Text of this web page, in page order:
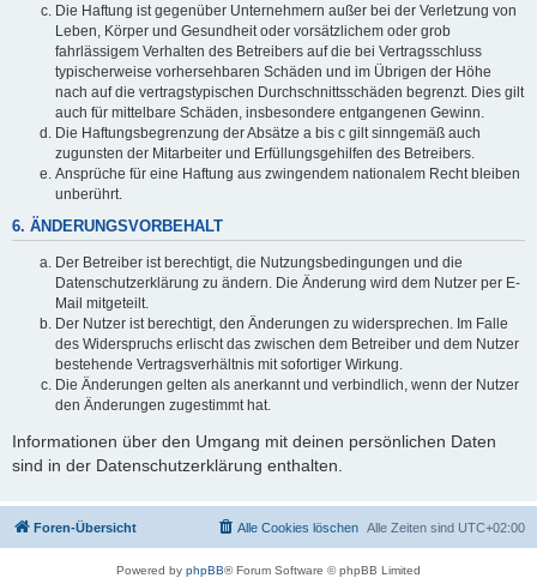
Die Haftung ist gegenüber Unternehmern außer bei der Verletzung von
Leben, Körper und Gesundheit oder vorsätzlichem oder grob
fahrlässigem Verhalten des Betreibers auf die bei Vertragsschluss
typischerweise vorhersehbaren Schäden und im Übrigen der Höhe
nach auf die vertragstypischen Durchschnittsschäden begrenzt. Dies gilt
auch für mittelbare Schäden, insbesondere entgangenen Gewinn.
Die Haftungsbegrenzung der Absätze a bis c gilt sinngemäß auch
zugunsten der Mitarbeiter und Erfüllungsgehilfen des Betreibers.
Ansprüche für eine Haftung aus zwingendem nationalem Recht bleiben
unberührt.
6. ÄNDERUNGSVORBEHALT
Der Betreiber ist berechtigt, die Nutzungsbedingungen und die
Datenschutzerklärung zu ändern. Die Änderung wird dem Nutzer per E-
Mail mitgeteilt.
Der Nutzer ist berechtigt, den Änderungen zu widersprechen. Im Falle
des Widerspruchs erlischt das zwischen dem Betreiber und dem Nutzer
bestehende Vertragsverhältnis mit sofortiger Wirkung.
Die Änderungen gelten als anerkannt und verbindlich, wenn der Nutzer
den Änderungen zugestimmt hat.
Informationen über den Umgang mit deinen persönlichen Daten
sind in der Datenschutzerklärung enthalten.
Foren-Übersicht Alle Zeiten sind UTC+02:00
Alle Cookies löschen
Powered by phpBB® Forum Software © phpBB Limited